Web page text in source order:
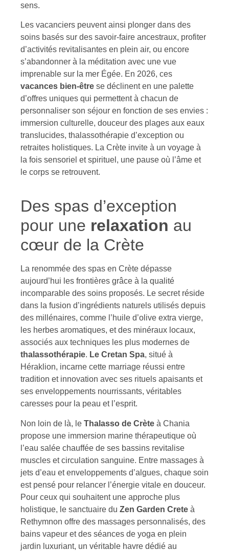
sens.
Les vacanciers peuvent ainsi plonger dans des
soins basés sur des savoir-faire ancestraux, profiter
d’activités revitalisantes en plein air, ou encore
s’abandonner à la méditation avec une vue
imprenable sur la mer Égée. En 2026, ces
vacances bien-être se déclinent en une palette
d’offres uniques qui permettent à chacun de
personnaliser son séjour en fonction de ses envies :
immersion culturelle, douceur des plages aux eaux
translucides, thalassothérapie d’exception ou
retraites holistiques. La Crète invite à un voyage à
la fois sensoriel et spirituel, une pause où l’âme et
le corps se retrouvent.
Des spas d’exception
pour une relaxation au
cœur de la Crète
La renommée des spas en Crète dépasse
aujourd’hui les frontières grâce à la qualité
incomparable des soins proposés. Le secret réside
dans la fusion d’ingrédients naturels utilisés depuis
des millénaires, comme l’huile d’olive extra vierge,
les herbes aromatiques, et des minéraux locaux,
associés aux techniques les plus modernes de
thalassothérapie. Le Cretan Spa, situé à
Héraklion, incarne cette marriage réussi entre
tradition et innovation avec ses rituels apaisants et
ses enveloppements nourrissants, véritables
caresses pour la peau et l’esprit.
Non loin de là, le Thalasso de Crète à Chania
propose une immersion marine thérapeutique où
l’eau salée chauffée de ses bassins revitalise
muscles et circulation sanguine. Entre massages à
jets d’eau et enveloppements d’algues, chaque soin
est pensé pour relancer l’énergie vitale en douceur.
Pour ceux qui souhaitent une approche plus
holistique, le sanctuaire du Zen Garden Crete à
Rethymnon offre des massages personnalisés, des
bains vapeur et des séances de yoga en plein
jardin luxuriant, un véritable havre dédié au